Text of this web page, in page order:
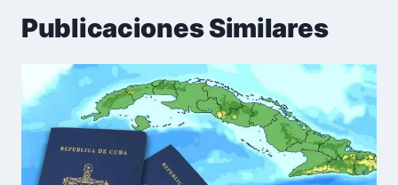
Publicaciones Similares